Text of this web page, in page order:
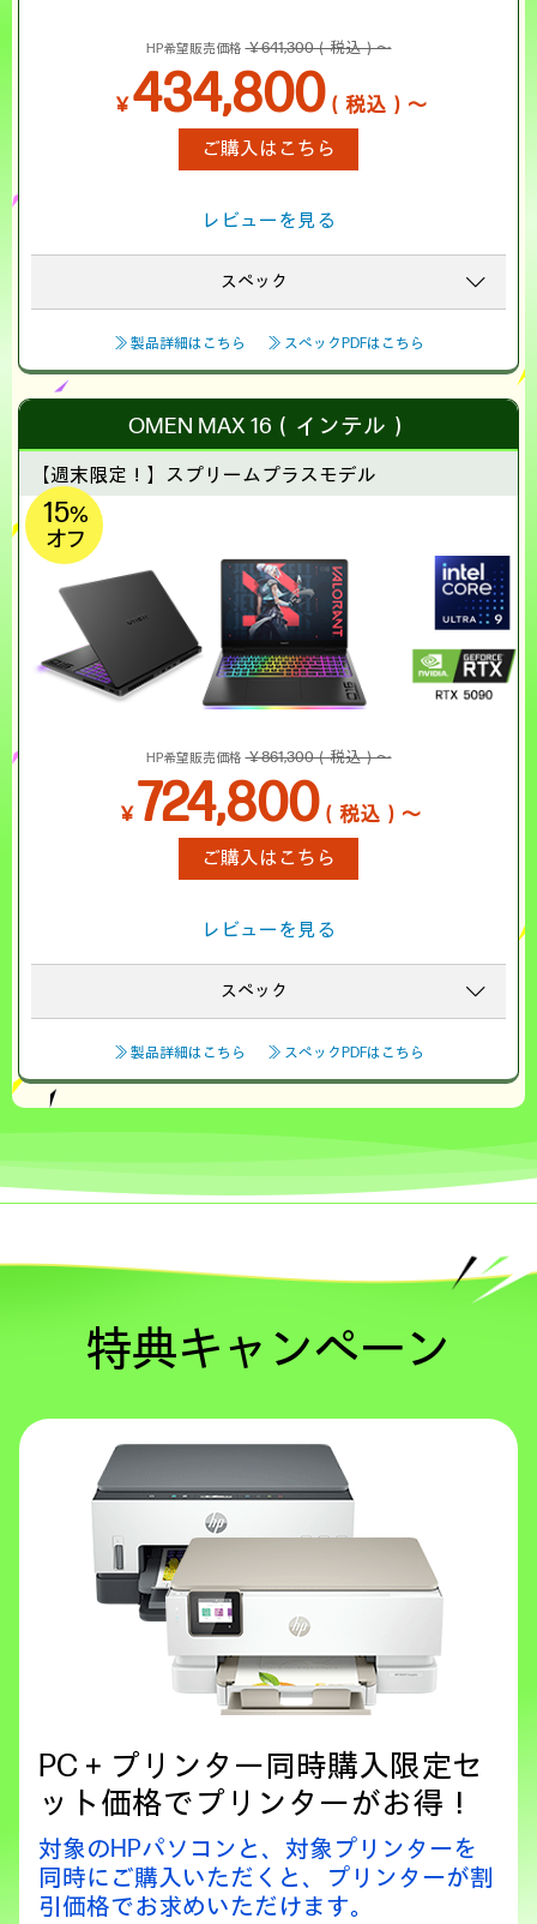
HP希望販売価格 ￥641,300（税込）～
￥434,800（税込）～
ご購入はこちら
レビューを見る
スペック
≫ 製品詳細はこちら ≫ スペックPDFはこちら
OMEN MAX 16（インテル）
【週末限定！】 スプリームプラスモデル
15%
オフ
HP希望販売価格 ￥861,300（税込）～
￥ 724,800 （税込）～
ご購入はこちら
レビューを見る
スペック
≫ 製品詳細はこちら ≫ スペックPDFはこちら
特典キャンペーン
PC＋プリンター同時購入限定セ
ット価格でプリンターがお得！
対象のHPパソコンと、対象プリンターを
同時にご購入いただくと、
プリンターが割
引価格でお求めいただけます。